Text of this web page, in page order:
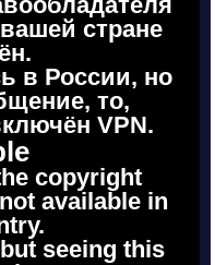
стране
в России, но
то,
VPN.
copyright
available in
seeing this